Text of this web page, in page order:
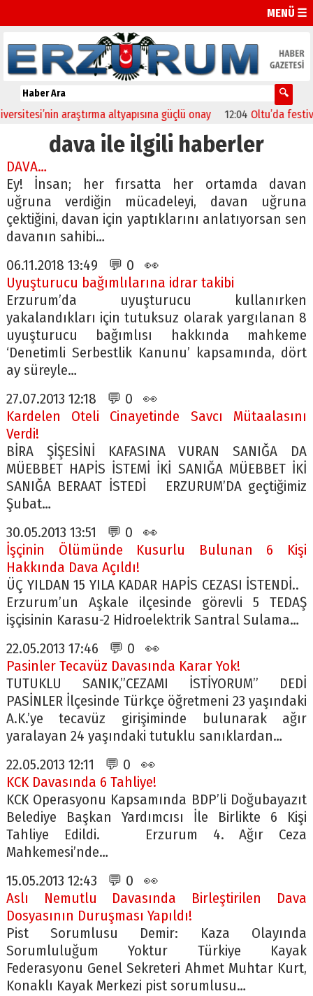
MENÜ ☰
araştırma altyapısına güçlü onay 12:04 Oltu’da festival
dava ile ilgili haberler
DAVA…
Ey! İnsan; her fırsatta her ortamda davan
uğruna verdiğin mücadeleyi, davan uğruna
çektiğini, davan için yaptıklarını anlatıyorsan sen
davanın sahibi…
06.11.2018 13:49 💬 0 👀
Uyuşturucu bağımlılarına idrar takibi
Erzurum’da uyuşturucu kullanırken
yakalandıkları için tutuksuz olarak yargılanan 8
uyuşturucu bağımlısı hakkında mahkeme
‘Denetimli Serbestlik Kanunu’ kapsamında, dört
ay süreyle…
27.07.2013 12:18 💬 0 👀
Kardelen Oteli Cinayetinde Savcı Mütaalasını
Verdi!
BİRA ŞİŞESİNİ KAFASINA VURAN SANIĞA DA
MÜEBBET HAPİS İSTEMİ İKİ SANIĞA MÜEBBET İKİ
SANIĞA BERAAT İSTEDİ ERZURUM’DA geçtiğimiz
Şubat…
30.05.2013 13:51 💬 0 👀
İşçinin Ölümünde Kusurlu Bulunan 6 Kişi
Hakkında Dava Açıldı!
ÜÇ YILDAN 15 YILA KADAR HAPİS CEZASI İSTENDİ..
Erzurum’un Aşkale ilçesinde görevli 5 TEDAŞ
işçisinin Karasu-2 Hidroelektrik Santral Sulama…
22.05.2013 17:46 💬 0 👀
Pasinler Tecavüz Davasında Karar Yok!
TUTUKLU SANIK,”CEZAMI İSTİYORUM” DEDİ
PASİNLER İlçesinde Türkçe öğretmeni 23 yaşındaki
A.K.’ye tecavüz girişiminde bulunarak ağır
yaralayan 24 yaşındaki tutuklu sanıklardan…
22.05.2013 12:11 💬 0 👀
KCK Davasında 6 Tahliye!
KCK Operasyonu Kapsamında BDP’li Doğubayazıt
Belediye Başkan Yardımcısı İle Birlikte 6 Kişi
Tahliye Edildi. Erzurum 4. Ağır Ceza
Mahkemesi’nde…
15.05.2013 12:43 💬 0 👀
Aslı Nemutlu Davasında Birleştirilen Dava
Dosyasının Duruşması Yapıldı!
Pist Sorumlusu Demir: Kaza Olayında
Sorumluluğum Yoktur Türkiye Kayak
Federasyonu Genel Sekreteri Ahmet Muhtar Kurt,
Konaklı Kayak Merkezi pist sorumlusu…